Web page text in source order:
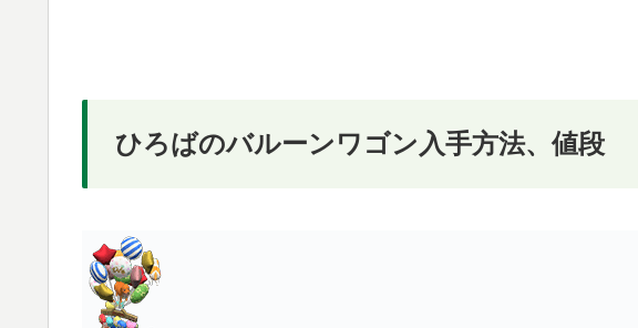
ひろばのバルーンワゴン入手方法、値段